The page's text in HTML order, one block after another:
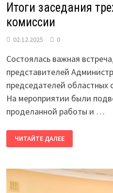
Итоги заседания
комиссии
02.12.2025 0
Состоялась важная
представителей
председателей
На мероприятии были
проделанной работы и …
ИТОГИ
ЗАСЕДАНИЯ
ТРЕХСТОРОННЕЙ
ЧИТАЙТЕ ДАЛЕЕ